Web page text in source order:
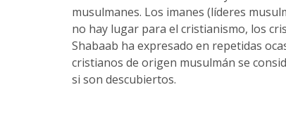
musulmanes. Los imanes (líderes
no hay lugar para el cristianismo, los
Shabaab ha expresado en repetidas
cristianos de origen musulmán se
si son descubiertos.